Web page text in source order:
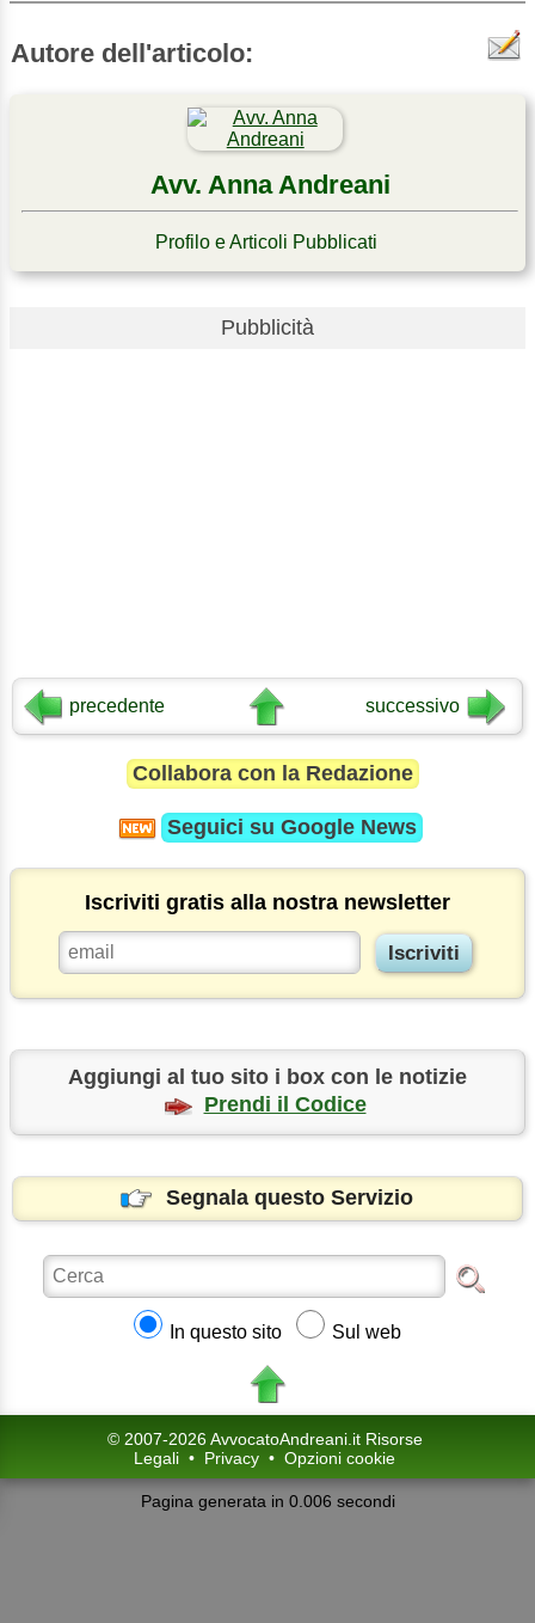
Autore dell'articolo:
Avv. Anna Andreani
Profilo e Articoli Pubblicati
Pubblicità
precedente successivo
Collabora con la Redazione
Seguici su Google News
Iscriviti gratis alla nostra newsletter
Aggiungi al tuo sito i box con le notizie
Prendi il Codice
Segnala questo Servizio
In questo sito Sul web
© 2007-2026 AvvocatoAndreani.it Risorse
Legali • Privacy • Opzioni cookie
Pagina generata in 0.006 secondi